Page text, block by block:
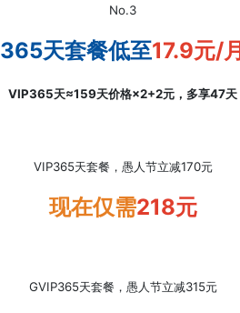
No.3
365天套餐低至17.9元/月
VIP365天≈159天价格×2+2元，多享47天
VIP365天套餐，愚人节立减170元
现在仅需218元
GVIP365天套餐，愚人节立减315元